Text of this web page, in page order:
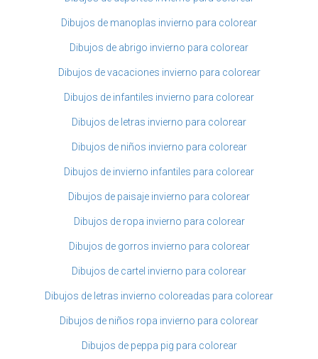
Dibujos de manoplas invierno para colorear
Dibujos de abrigo invierno para colorear
Dibujos de vacaciones invierno para colorear
Dibujos de infantiles invierno para colorear
Dibujos de letras invierno para colorear
Dibujos de niños invierno para colorear
Dibujos de invierno infantiles para colorear
Dibujos de paisaje invierno para colorear
Dibujos de ropa invierno para colorear
Dibujos de gorros invierno para colorear
Dibujos de cartel invierno para colorear
Dibujos de letras invierno coloreadas para colorear
Dibujos de niños ropa invierno para colorear
Dibujos de peppa pig para colorear